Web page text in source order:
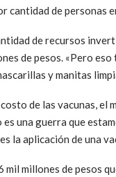
cantidad de personas
de recursos
de pesos. «Pero
y manitas
de las vacunas, el
es una guerra que
la aplicación de una
mil millones de pesos